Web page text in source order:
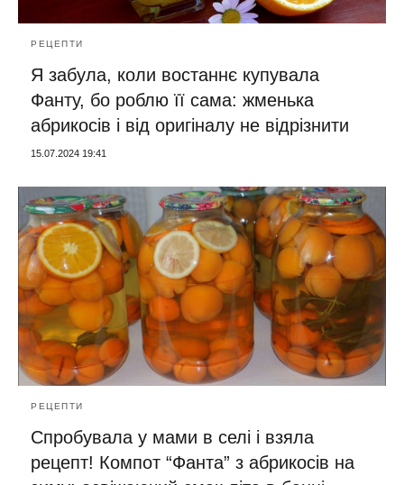
РЕЦЕПТИ
Я забула, коли востаннє купувала
Фанту, бо роблю її сама: жменька
абрикосів і від оригіналу не відрізнити
15.07.2024 19:41
РЕЦЕПТИ
Спробувала у мами в селі і взяла
рецепт! Компот “Фанта” з абрикосів на